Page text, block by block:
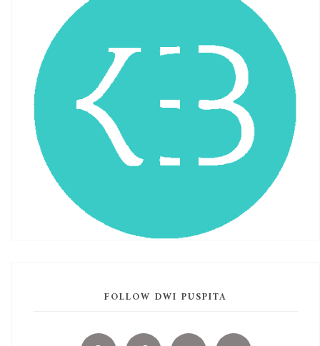
FOLLOW DWI PUSPITA